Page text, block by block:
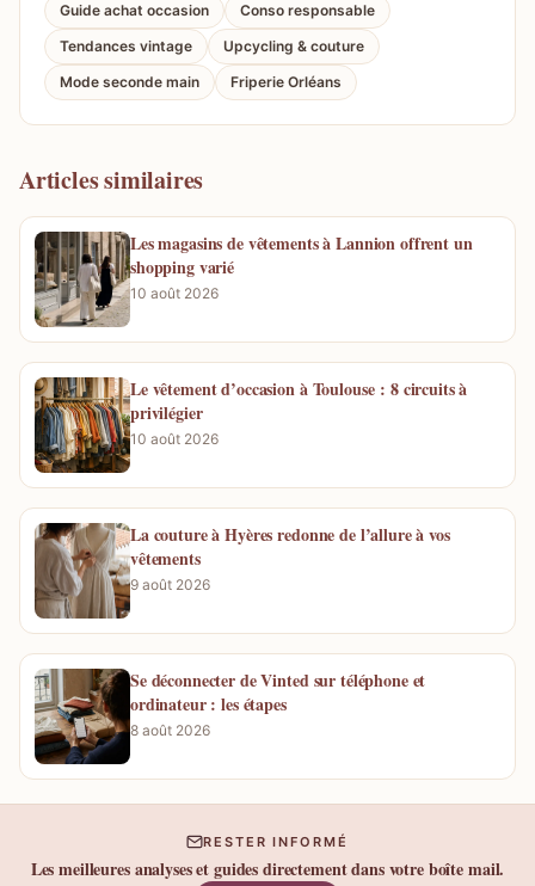
Guide achat occasion
Conso responsable
Tendances vintage
Upcycling & couture
Mode seconde main
Friperie Orléans
Articles similaires
Les magasins de vêtements à Lannion offrent un
shopping varié
10 août 2026
Le vêtement d’occasion à Toulouse : 8 circuits à
privilégier
10 août 2026
La couture à Hyères redonne de l’allure à vos
vêtements
9 août 2026
Se déconnecter de Vinted sur téléphone et
ordinateur : les étapes
8 août 2026
RESTER INFORMÉ
Les meilleures analyses et guides directement dans votre boîte mail.